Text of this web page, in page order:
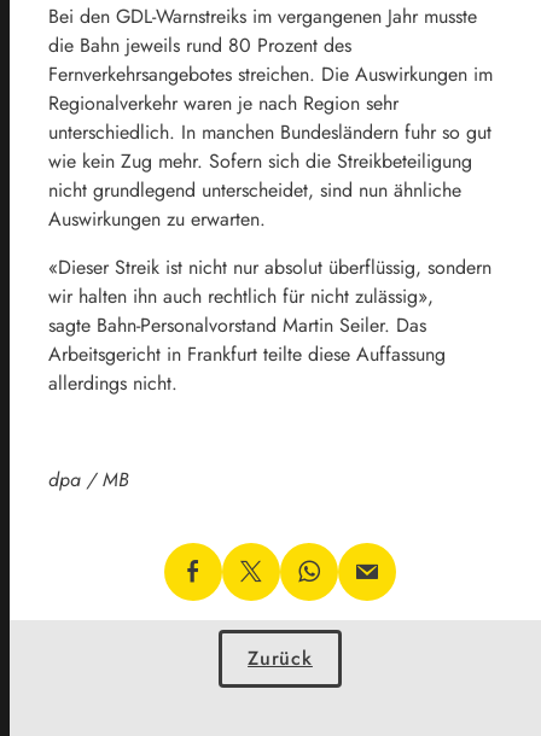
Bei den GDL-Warnstreiks im vergangenen Jahr musste
die Bahn jeweils rund 80 Prozent des
Fernverkehrsangebotes streichen. Die Auswirkungen im
Regionalverkehr waren je nach Region sehr
unterschiedlich. In manchen Bundesländern fuhr so gut
wie kein Zug mehr. Sofern sich die Streikbeteiligung
nicht grundlegend unterscheidet, sind nun ähnliche
Auswirkungen zu erwarten.
«Dieser Streik ist nicht nur absolut überflüssig, sondern
wir halten ihn auch rechtlich für nicht zulässig»,
sagte Bahn-Personalvorstand Martin Seiler. Das
Arbeitsgericht in Frankfurt teilte diese Auffassung
allerdings nicht.
dpa / MB
Zurück